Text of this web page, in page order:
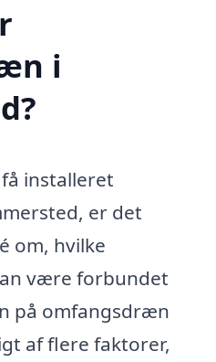
i
installeret
er det
om, hvilke
være forbundet
på omfangsdræn
af flere faktorer,